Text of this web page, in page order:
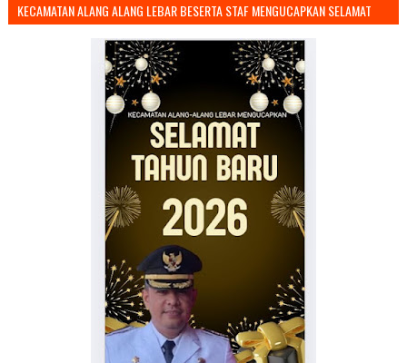
KECAMATAN ALANG ALANG LEBAR BESERTA STAF MENGUCAPKAN SELAMAT